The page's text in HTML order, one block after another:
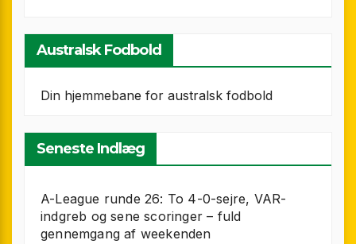
Australsk Fodbold
Din hjemmebane for australsk fodbold
Seneste Indlæg
A-League runde 26: To 4-0-sejre, VAR-
indgreb og sene scoringer – fuld
gennemgang af weekenden